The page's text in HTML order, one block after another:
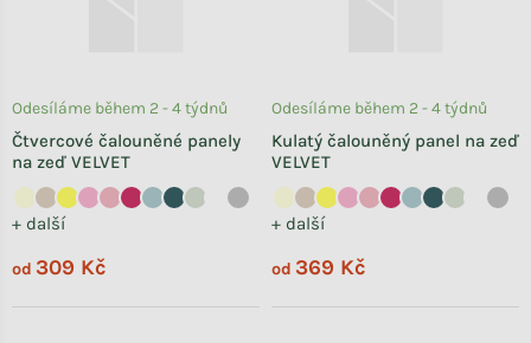
Čtvercové čalouněné panely
na zeď VELVET
+ další
Odesíláme během 2 - 4 týdnů
od 309 Kč
Kulatý čalouněný panel na zeď
VELVET
+ další
Odesíláme během 2 - 4 týdnů
od 369 Kč